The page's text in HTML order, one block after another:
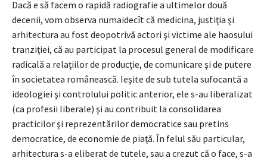
Dacă e să facem o rapidă radiografie a ultimelor două
decenii, vom observa numaidecît că medicina, justiţia şi
arhitectura au fost deopotrivă actori şi victime ale haosului
tranziţiei, că au participat la procesul general de modificare
radicală a relaţiilor de producţie, de comunicare şi de putere
în societatea românească. Ieşite de sub tutela sufocantă a
ideologiei şi controlului politic anterior, ele s-au liberalizat
(ca profesii liberale) şi au contribuit la consolidarea
practicilor şi reprezentărilor democratice sau pretins
democratice, de economie de piaţă. În felul său particular,
arhitectura s-a eliberat de tutele, sau a crezut că o face, s-a